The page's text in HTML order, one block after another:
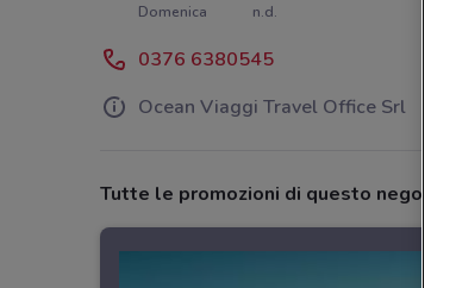
Domenica
n.d.
0376 6380545
Ocean Viaggi Travel Office Srl
Tutte le promozioni di questo negozio